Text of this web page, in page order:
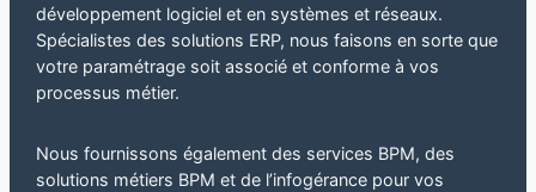
développement logiciel et en systèmes et réseaux.
Spécialistes des solutions ERP, nous faisons en sorte que
votre paramétrage soit associé et conforme à vos
processus métier.
Nous fournissons également des services BPM, des
solutions métiers BPM et de l’infogérance pour vos